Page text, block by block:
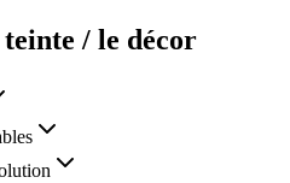
/ le décor